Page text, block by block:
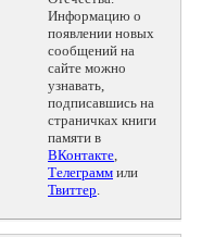
Информацию о
появлении новых
сообщений на
сайте можно
узнавать,
подписавшись на
страничках книги
памяти в
ВКонтакте,
Телеграмм или
Твиттер.